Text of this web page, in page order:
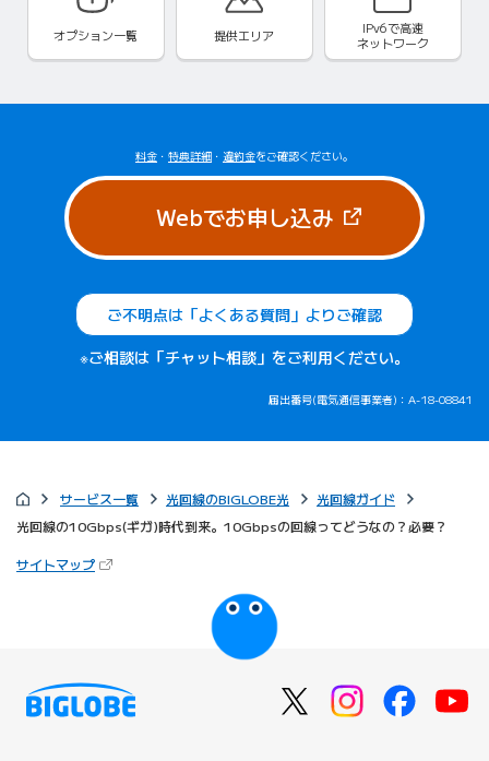
オプション一覧 提供エリア IPv6で高速
ネットワーク
料金 ・ 特典詳細 ・ 違約金をご確認ください。
Webでお申し込み（新しいタブ
ご不明点は「よくある質問」よりご確認
※ご相談は「チャット相談」をご利用ください。
届出番号(電気通信事業者)：A-18-08841
サービス一覧 光回線のBIGLOBE光
光回線ガイド
光回線の10Gbps(ギガ)時代到来。10Gbpsの回線ってどうなの？必要？
サイトマップ（新しいタブで開きます）